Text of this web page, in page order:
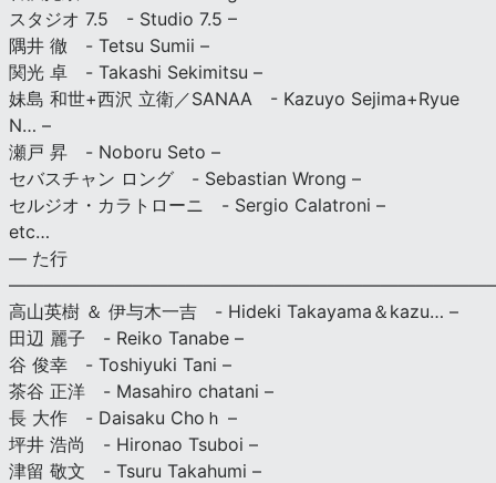
スタジオ 7.5 - Studio 7.5 –
隅井 徹 - Tetsu Sumii –
関光 卓 - Takashi Sekimitsu –
妹島 和世+西沢 立衛／SANAA - Kazuyo Sejima+Ryue
N… –
瀬戸 昇 - Noboru Seto –
セバスチャン ロング - Sebastian Wrong –
セルジオ・カラトローニ - Sergio Calatroni –
etc…
— た行
高山英樹 ＆ 伊与木一吉 - Hideki Takayama＆kazu… –
田辺 麗子 - Reiko Tanabe –
谷 俊幸 - Toshiyuki Tani –
茶谷 正洋 - Masahiro chatani –
長 大作 - Daisaku Choｈ –
坪井 浩尚 - Hironao Tsuboi –
津留 敬文 - Tsuru Takahumi –